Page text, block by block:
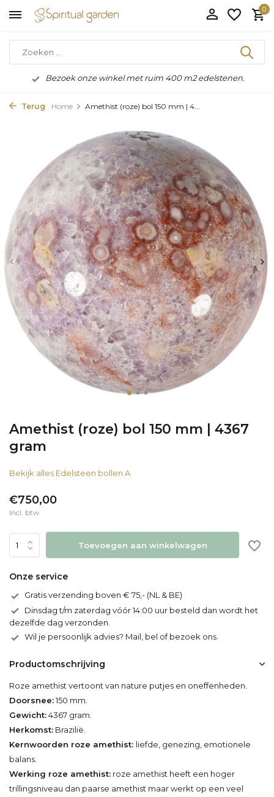
0
Bezoek onze winkel met ruim 400 m2 edelstenen.
Terug Home Amethist (roze) bol 150 mm | 4...
Amethist (roze) bol 150 mm | 4367
gram
Bekijk alles Edelsteen bollen A
€750,00
Incl. btw
Toevoegen aan winkelwagen
Onze service
Gratis verzending boven € 75,- (NL & BE)
Dinsdag t/m zaterdag vóór 14:00 uur besteld dan wordt het
dezelfde dag verzonden.
Wil je persoonlijk advies? Mail, bel of bezoek ons.
Productomschrijving
Roze amethist vertoont van nature putjes en oneffenheden.
Doorsnee:150 mm.
Gewicht:4367 gram.
Herkomst: Brazilië.
Kernwoorden roze amethist: liefde, genezing, emotionele
balans.
Werking roze amethist: roze amethist heeft een hoger
trillingsniveau dan paarse amethist maar werkt op een veel